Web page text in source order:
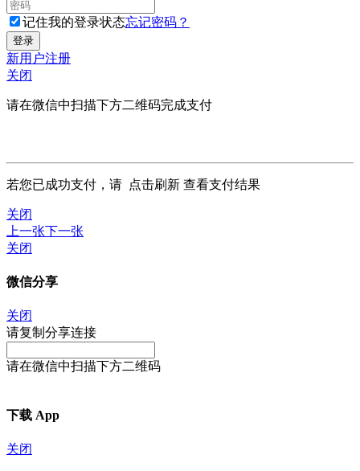
记住我的登录状态忘记密码？
新用户注册
关闭
请在微信中扫描下方二维码完成支付
若您已成功支付，请 点击刷新 查看支付结果
关闭
上一张下一张
关闭
微信分享
关闭
请复制分享连接
请在微信中扫描下方二维码
下载 App
关闭